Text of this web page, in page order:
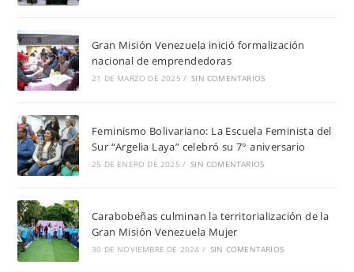
Gran Misión Venezuela inició formalización
nacional de emprendedoras
21 DE MARZO DE 2025 / SIN COMENTARIOS
Feminismo Bolivariano: La Escuela Feminista del
Sur “Argelia Laya” celebró su 7° aniversario
25 DE ENERO DE 2025 / SIN COMENTARIOS
Carabobeñas culminan la territorialización de la
Gran Misión Venezuela Mujer
30 DE NOVIEMBRE DE 2024 / SIN COMENTARIOS